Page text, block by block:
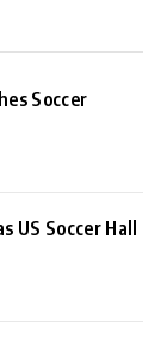
Soccer
US Soccer Hall